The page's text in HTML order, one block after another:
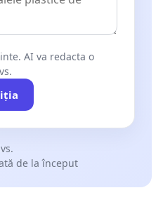
AI va redacta o
de la început